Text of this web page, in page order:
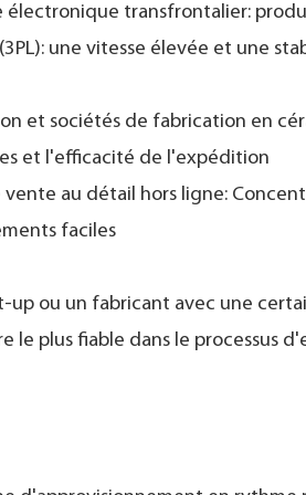
transfrontalier:
une vitesse élevée et une
et sociétés de fabrication en
et l'efficacité de l'expédition
au détail hors ligne:
faciles
up ou un fabricant avec une
le plus fiable dans le processus